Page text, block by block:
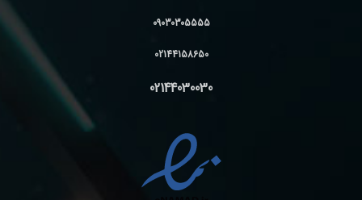
09030305555
02144158650
02144030030